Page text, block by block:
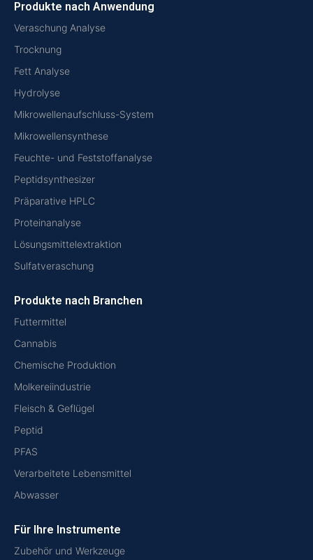
Produkte nach Anwendung
Veraschung Analyse
Trocknung
Fett Analyse
Hydrolyse
Mikrowellenaufschluss-System
Mikrowellensynthese
Feuchte- und Feststoffanalyse
Peptidsynthesizer
Präparative HPLC
Proteinanalyse
Lösungsmittelextraktion
Sulfatveraschung
Produkte nach Branchen
Futtermittel
Cannabis
Chemische Produktion
Molkereiindustrie
Fleisch & Geflügel
Peptid
PFAS
Verarbeitete Lebensmittel
Abwasser
Für Ihre Instrumente
Zubehör und Werkzeuge